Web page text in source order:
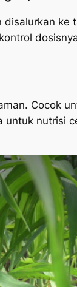
Cocok
untuk nutrisi